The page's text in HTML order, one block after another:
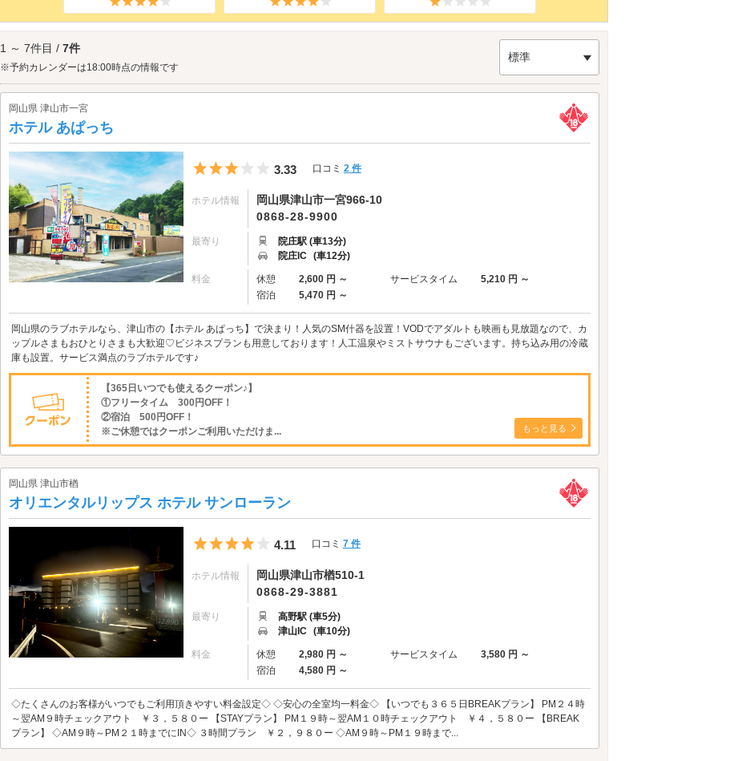
1 ～ 7件目 / 7件
※予約カレンダーは18:00時点の情報です
標準
岡山県 津山市一宮
ホテル あぱっち
5つ星のうち3
3.33 口コミ 2 件
ホテル情報
岡山県津山市一宮966-10
0868-28-9900
最寄り
院庄駅 (車13分)
院庄IC (車12分)
料金 休憩 2,600 円 ～ サービスタイム
5,210 円 ～
宿泊
5,470 円 ～
岡山県のラブホテルなら、津山市の【ホテル あぱっち】で決まり！人気のSM什器を設置！VODでアダルトも映画も見放題なので、カ
ップルさまもおひとりさまも大歓迎♡ビジネスプランも用意しております！人工温泉やミストサウナもございます。持ち込み用の冷蔵
庫も設置。サービス満点のラブホテルです♪
【365日いつでも使えるクーポン♪】
①フリータイム 300円OFF！
②宿泊 500円OFF！
※ご休憩ではクーポンご利用いただけま...
もっと見る
岡山県 津山市楢
オリエンタルリップス ホテル サンローラン
5つ星のうち4
4.11 口コミ 7 件
ホテル情報
岡山県津山市楢510-1
0868-29-3881
最寄り
高野駅 (車5分)
津山IC (車10分)
料金 休憩 2,980 円 ～ サービスタイム
3,580 円 ～
宿泊
4,580 円 ～
◇たくさんのお客様がいつでもご利用頂きやすい料金設定◇ ◇安心の全室均一料金◇ 【いつでも３６５日BREAKプラン】 PM２４時
～翌AM９時チェックアウト ￥３，５８０ー 【STAYプラン】 PM１９時～翌AM１０時チェックアウト ￥４，５８０ー 【BREAK
プラン】 ◇AM９時～PM２１時までにIN◇ ３時間プラン ￥２，９８０ー ◇AM９時～PM１９時まで...